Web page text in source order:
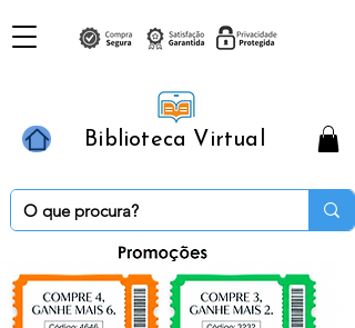
Biblioteca Virtual